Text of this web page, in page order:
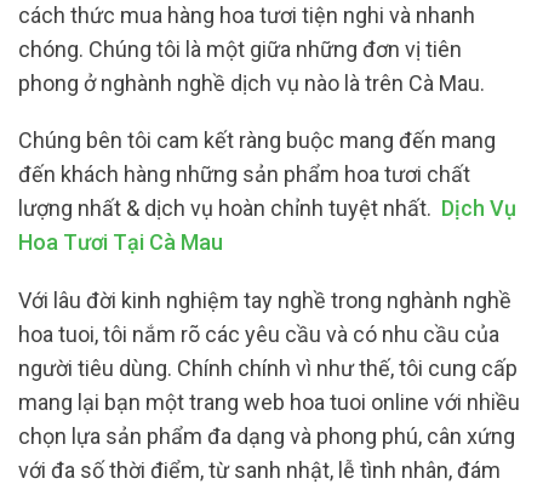
cách thức mua hàng hoa tươi tiện nghi và nhanh
chóng. Chúng tôi là một giữa những đơn vị tiên
phong ở nghành nghề dịch vụ nào là trên Cà Mau.
Chúng bên tôi cam kết ràng buộc mang đến mang
đến khách hàng những sản phẩm hoa tươi chất
lượng nhất & dịch vụ hoàn chỉnh tuyệt nhất. Dịch Vụ
Hoa Tươi Tại Cà Mau
Với lâu đời kinh nghiệm tay nghề trong nghành nghề
hoa tuoi, tôi nắm rõ các yêu cầu và có nhu cầu của
người tiêu dùng. Chính chính vì như thế, tôi cung cấp
mang lại bạn một trang web hoa tuoi online với nhiều
chọn lựa sản phẩm đa dạng và phong phú, cân xứng
với đa số thời điểm, từ sanh nhật, lễ tình nhân, đám